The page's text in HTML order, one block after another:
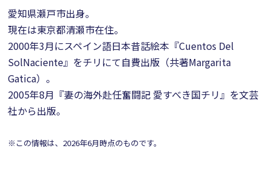
愛知県瀬戸市出身。
現在は東京都清瀬市在住。
2000年3月にスペイン語日本昔話絵本『Cuentos Del
SolNaciente』をチリにて自費出版（共著Margarita
Gatica）。
2005年8月『妻の海外赴任奮闘記 愛すべき国チリ』を文芸
社から出版。
※この情報は、2026年6月時点のものです。